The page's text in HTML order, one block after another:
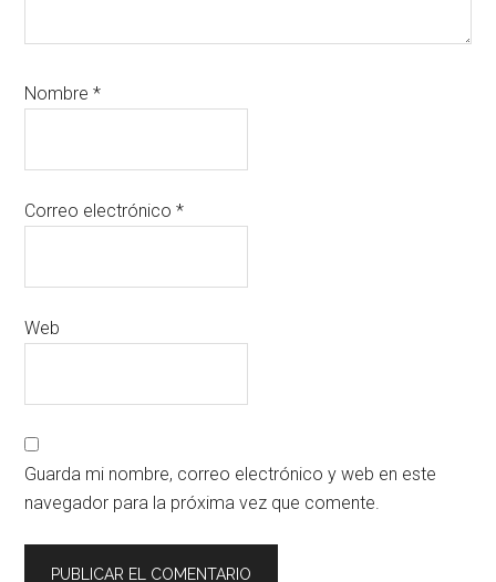
Nombre*
Correo electrónico*
Web
Guarda mi nombre, correo electrónico y web en este
navegador para la próxima vez que comente.